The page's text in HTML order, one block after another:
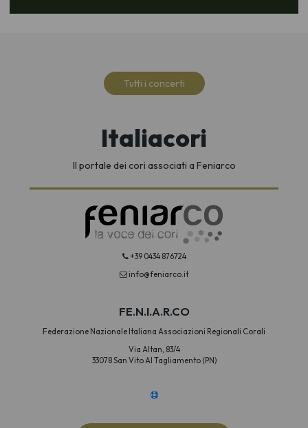
Tutti i concerti
Italiacori
Il portale dei cori associati a Feniarco
+39 0434 876724
info@feniarco.it
FE.N.I.A.R.CO
Federazione Nazionale Italiana Associazioni Regionali Corali
Via Altan, 83/4
33078 San Vito Al Tagliamento (PN)